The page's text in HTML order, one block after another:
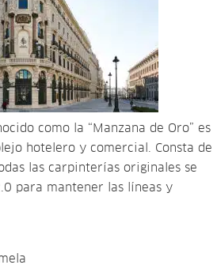
como la “Manzana de Oro” es
hotelero y comercial. Consta de
las carpinterías originales se
para mantener las líneas y